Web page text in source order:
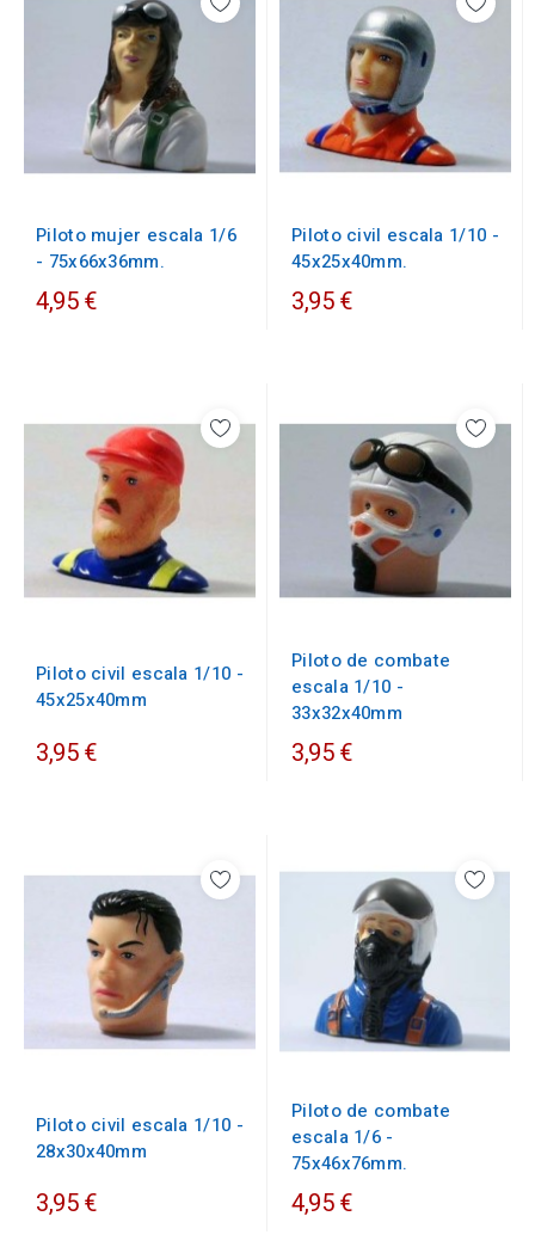
Piloto mujer escala 1/6
- 75x66x36mm.
4,95 €
Piloto civil escala 1/10 -
45x25x40mm.
3,95 €
Piloto civil escala 1/10 -
45x25x40mm
3,95 €
Piloto de combate
escala 1/10 -
33x32x40mm
3,95 €
Piloto civil escala 1/10 -
28x30x40mm
3,95 €
Piloto de combate
escala 1/6 -
75x46x76mm.
4,95 €